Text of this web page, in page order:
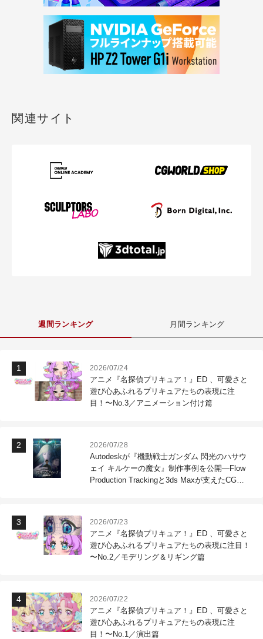
関連サイト
週間ランキング 月間ランキング
2026/07/24
アニメ『名探偵プリキュア！』ED 、可愛さと
遊び心あふれるプリキュアたちの表現に注
目！〜No.3／アニメーション付け篇
2026/07/28
Autodeskが『機動戦士ガンダム 閃光のハサウ
ェイ キルケーの魔女』制作事例を公開―Flow
Production Trackingと3ds Maxが支えたCG制
2026/07/23
アニメ『名探偵プリキュア！』ED 、可愛さと
遊び心あふれるプリキュアたちの表現に注目！
〜No.2／モデリング＆リギング篇
2026/07/22
アニメ『名探偵プリキュア！』ED 、可愛さと
遊び心あふれるプリキュアたちの表現に注
目！〜No.1／演出篇